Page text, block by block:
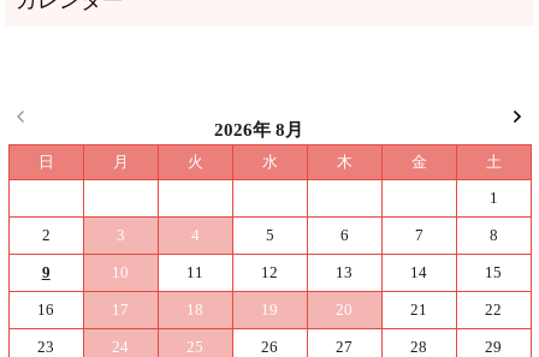
2026年 8月
日 月 火 水 木 金
土
1
2 3 4 5 6 7 8
9 10 11 12 13 14 15
16 17 18 19 20 21 22
23 24 25 26 27 28 29